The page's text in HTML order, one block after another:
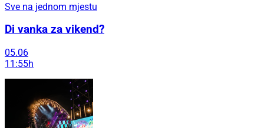
Sve na jednom mjestu
Di vanka za vikend?
05.06
11:55h